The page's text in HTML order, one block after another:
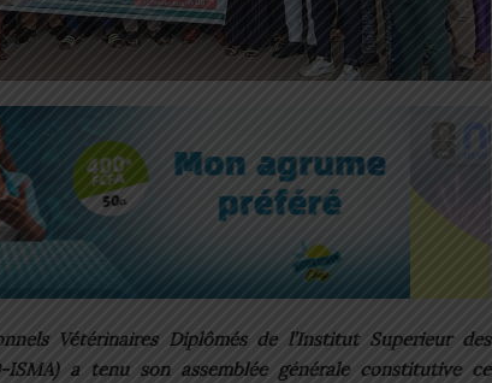
Vétérinaires Diplômés de l’Institut Superieur des
ISMA) a tenu son assemblée générale constitutive ce